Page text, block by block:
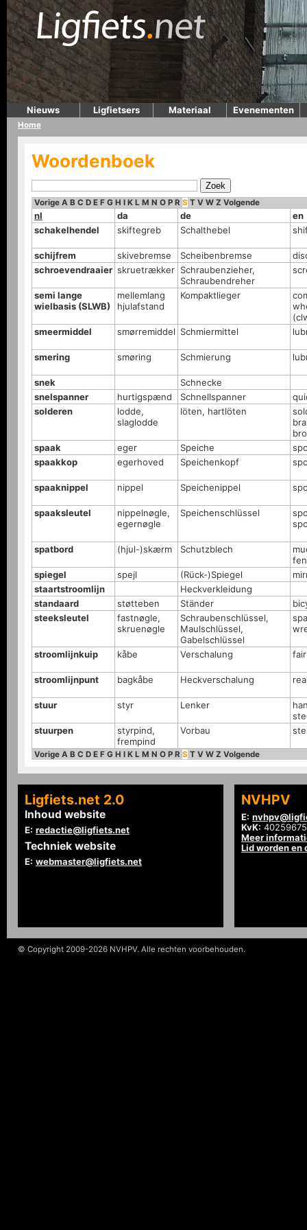
Nieuws Ligfietsers Materiaal Evenementen
Home
Woordenboek
Vorige A B C D E F G H I K L M N O P R S T V W Z Volgende
nl da de
en
schakelhendel
skiftegreb Schalthebel
schijfrem skivebremse Scheibenbremse
schroevendraaier skruetrækker Schraubenzieher,
Schraubendreher
semi lange
wielbasis (SLWB)
mellemlang
hjulafstand
Kompaktlieger
smeermiddel
smørremiddel Schmiermittel
smering smøring Schmierung
snek
Schnecke
snelspanner
hurtigspænd Schnellspanner
solderen
lodde,
slaglodde
löten, hartlöten
spaak
eger Speiche
spaakkop
egerhoved Speichenkopf
spaaknippel nippel Speichenippel
spaaksleutel
nippelnøgle,
egernøgle
Speichenschlüssel
spatbord (hjul-)skærm Schutzblech
spiegel
spejl (Rück-)Spiegel
staartstroomlijn
Heckverkleidung
standaard
støtteben Ständer
steeksleutel
fastnøgle,
skruenøgle
Schraubenschlüssel,
Maulschlüssel,
Gabelschlüssel
stroomlijnkuip kåbe Verschalung
stroomlijnpunt bagkåbe Heckverschalung
stuur styr Lenker
stuurpen
styrpind,
frempind
Vorbau
Vorige A B C D E F G H I K L M N O P R S T V W Z Volgende
Ligfiets.net 2.0
Inhoud website
E: redactie@ligfiets.net
Techniek website
E: webmaster@ligfiets.net
NVHPV
E:
KvK: 40259675
Meer
Lid worden en
© Copyright 2009-2026 NVHPV. Alle rechten voorbehouden.